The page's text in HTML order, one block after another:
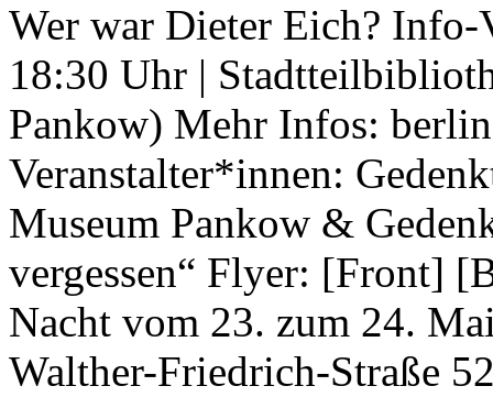
Wer war Dieter Eich?
18:30 Uhr |
Pankow) Mehr Infos:
Veranstalter*innen:
Museum Pankow &
vergessen“ Flyer: [Front]
Nacht vom 23. zum 24.
Walther-Friedrich-Straße